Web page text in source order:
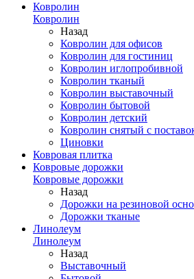
Ковролин
Ковролин
Назад
Ковролин для офисов
Ковролин для гостиниц
Ковролин иглопробивной
Ковролин тканый
Ковролин выставочный
Ковролин бытовой
Ковролин детский
Ковролин снятый с
Циновки
Ковровая плитка
Ковровые дорожки
Ковровые дорожки
Назад
Дорожки на резиновой
Дорожки тканые
Линолеум
Линолеум
Назад
Выставочный